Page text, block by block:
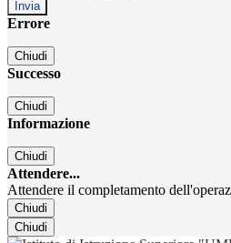
Errore
Chiudi
Successo
Chiudi
Informazione
Chiudi
Attendere...
Attendere il completamento
Chiudi
Chiudi